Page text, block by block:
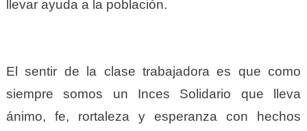
llevar ayuda a la población.
El sentir de la clase trabajadora es que como
siempre somos un Inces Solidario que lleva
ánimo, fe, rortaleza y esperanza con hechos